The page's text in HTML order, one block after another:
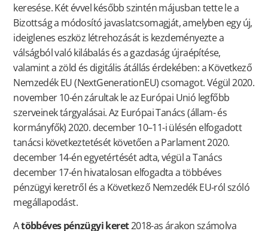
keresése. Két évvel később szintén májusban tette le a
Bizottság a módosító javaslatcsomagját, amelyben egy új,
ideiglenes eszköz létrehozását is kezdeményezte a
válságból való kilábalás és a gazdaság újraépítése,
valamint a zöld és digitális átállás érdekében: a Következő
Nemzedék EU (NextGenerationEU) csomagot. Végül 2020.
november 10-én zárultak le az Európai Unió legfőbb
szerveinek tárgyalásai. Az Európai Tanács (állam- és
kormányfők) 2020. december 10–11-i ülésén elfogadott
tanácsi következtetését követően a Parlament 2020.
december 14-én egyetértését adta, végül a Tanács
december 17-én hivatalosan elfogadta a többéves
pénzügyi keretről és a Következő Nemzedék EU-ról szóló
megállapodást.
Atöbbéves pénzügyi keret2018-as árakon számolva